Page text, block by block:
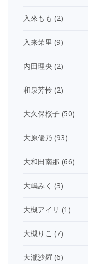
入來もも (2)
入来茉里 (9)
内田理央 (2)
和泉芳怜 (2)
大久保桜子 (50)
大原優乃 (93)
大和田南那 (66)
大嶋みく (3)
大槻アイリ (1)
大槻りこ (7)
大瀧沙羅 (6)